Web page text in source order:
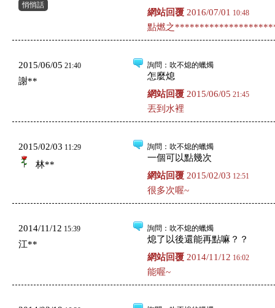
悄悄話
網站回覆 2016/07/01 10:48
點燃之
2015/06/05 21:40
謝**
詢問 ：吹不熄的蠟燭
怎麼熄
網站回覆 2015/06/05 21:45
丟到水裡
2015/02/03 11:29
林**
詢問 ：吹不熄的蠟燭
一個可以點幾次
網站回覆 2015/02/03 12:51
很多次喔~
2014/11/12 15:39
江**
詢問 ：吹不熄的蠟燭
熄了以後還能再點嘛？？
網站回覆 2014/11/12 16:02
能喔~